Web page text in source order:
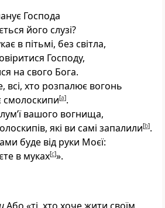
Господа
його слузі?
в пітьмі, без світла,
Господу,
на свого Бога.
всі, хто розпалює вогонь
смолоскипи[a].
вашого вогнища,
які ви самі запалили[b].
буде від руки Моєї:
в муках[c]».